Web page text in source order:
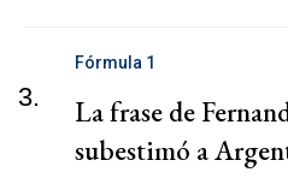
3.
Fórmula 1
La frase de
subestimó a